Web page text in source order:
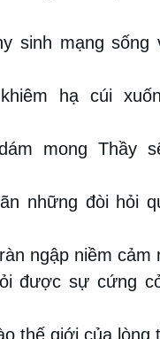
sinh mạng sống
hạ cúi
mong Thầy
những đòi hỏi
ngập niềm cảm
được sự cứng
thế giới của lòng